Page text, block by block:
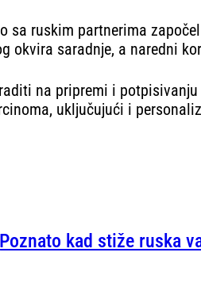
sa ruskim partnerima
saradnje, a naredni
na pripremi i
uključujući i
Poznato kad stiže ruska